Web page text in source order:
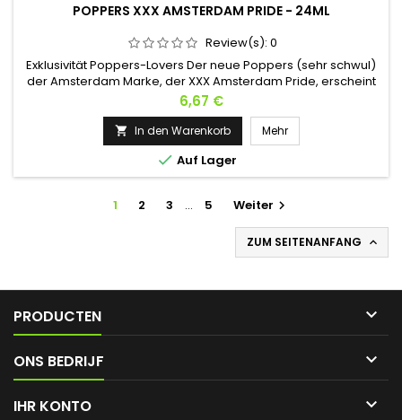
POPPERS XXX AMSTERDAM PRIDE - 24ML
Review(s): 0
Exklusivität Poppers-Lovers Der neue Poppers (sehr schwul)
der Amsterdam Marke, der XXX Amsterdam Pride, erscheint
im 24-ml-Format. Lassen Sie sich von seinem sexy Duft
berauschen, der auf Amyl basiert. Es liefert kraftvolle,
langanhaltende Effekte und eine erhöhte Ausdehnung für
lange, heiße Nächte. Finden Sie auch Poppers XXX
Amsterdam Ultra Strong - 24ml
Preis
6,67 €
 In den Warenkorb Mehr
 Auf Lager
1 2 3 … 5 Weiter 
ZUM SEITENANFANG 
PRODUCTEN 
ONS BEDRIJF 
IHR KONTO 